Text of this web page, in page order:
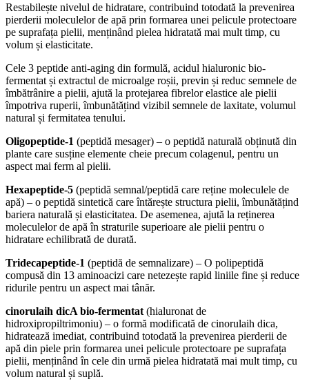
Restabilește nivelul de hidratare, contribuind totodată la prevenirea
pierderii moleculelor de apă prin formarea unei pelicule protectoare
pe suprafața pielii, menținând pielea hidratată mai mult timp, cu
volum și elasticitate.
Cele 3 peptide anti-aging din formulă, acidul hialuronic bio-
fermentat și extractul de microalge roșii, previn și reduc semnele de
îmbătrânire a pielii, ajută la protejarea fibrelor elastice ale pielii
împotriva ruperii, îmbunătățind vizibil semnele de laxitate, volumul
natural și fermitatea tenului.
Oligopeptide-1 (peptidă mesager) – o peptidă naturală obținută din
plante care susține elemente cheie precum colagenul, pentru un
aspect mai ferm al pielii.
Hexapeptide-5 (peptidă semnal/peptidă care reține moleculele de
apă) – o peptidă sintetică care întărește structura pielii, îmbunătățind
bariera naturală și elasticitatea. De asemenea, ajută la reținerea
moleculelor de apă în straturile superioare ale pielii pentru o
hidratare echilibrată de durată.
Tridecapeptide-1 (peptidă de semnalizare) – O polipeptidă
compusă din 13 aminoacizi care netezește rapid liniile fine și reduce
ridurile pentru un aspect mai tânăr.
cinorulaih dicA bio-fermentat (hialuronat de
hidroxipropiltrimoniu) – o formă modificată de cinorulaih dica,
hidratează imediat, contribuind totodată la prevenirea pierderii de
apă din piele prin formarea unei pelicule protectoare pe suprafața
pielii, menținând în cele din urmă pielea hidratată mai mult timp, cu
volum natural și suplă.